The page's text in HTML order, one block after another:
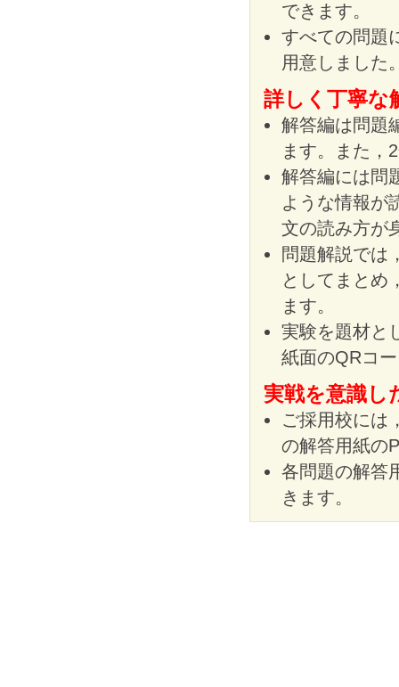
できます。
すべての問題
用意しました
詳しく丁寧な
解答編は問題
ます。また，
解答編には問
ような情報が
文の読み方が
問題解説では
としてまとめ
ます。
実験を題材と
紙面のQRコ
実戦を意識し
ご採用校には
の解答用紙の
各問題の解答
きます。